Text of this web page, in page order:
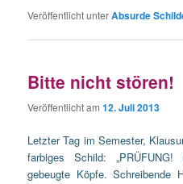
Veröffentlicht unterAbsurde
Bitte nicht stören!
Veröffentlicht am12. Juli 2013
Letzter Tag im Semester,
farbiges Schild:
gebeugte Köpfe. Schreibende